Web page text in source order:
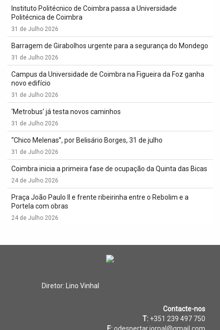
Instituto Politécnico de Coimbra passa a Universidade
Politécnica de Coimbra
31 de Julho 2026
Barragem de Girabolhos urgente para a segurança do Mondego
31 de Julho 2026
Campus da Universidade de Coimbra na Figueira da Foz ganha
novo edifício
31 de Julho 2026
‘Metrobus’ já testa novos caminhos
31 de Julho 2026
“Chico Melenas”, por Belisário Borges, 31 de julho
31 de Julho 2026
Coimbra inicia a primeira fase de ocupação da Quinta das Bicas
24 de Julho 2026
Praça João Paulo II e frente ribeirinha entre o Rebolim e a
Portela com obras
24 de Julho 2026
Diretor: Lino Vinhal
Contacte-nos
T: +351 239 497 750